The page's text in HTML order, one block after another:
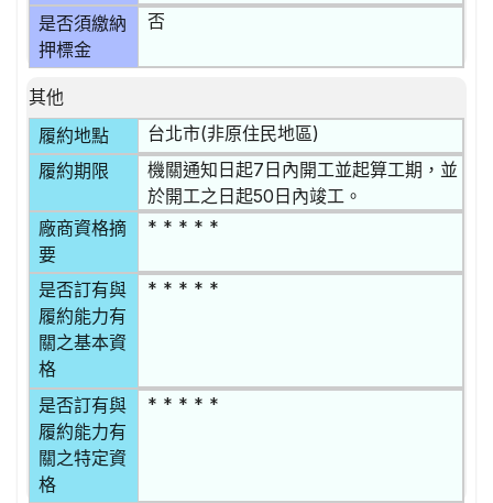
是否須繳納
押標金
否
其他
履約地點
台北市(非原住民地區)
履約期限
機關通知日起7日內開工並起算工期，並
於開工之日起50日內竣工。
廠商資格摘
要
* * * * *
是否訂有與
履約能力有
關之基本資
格
* * * * *
是否訂有與
履約能力有
關之特定資
格
* * * * *